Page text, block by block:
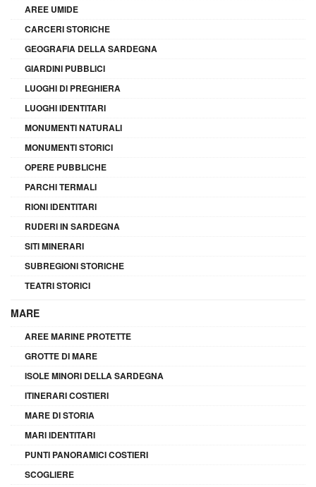
AREE UMIDE
CARCERI STORICHE
GEOGRAFIA DELLA SARDEGNA
GIARDINI PUBBLICI
LUOGHI DI PREGHIERA
LUOGHI IDENTITARI
MONUMENTI NATURALI
MONUMENTI STORICI
OPERE PUBBLICHE
PARCHI TERMALI
RIONI IDENTITARI
RUDERI IN SARDEGNA
SITI MINERARI
SUBREGIONI STORICHE
TEATRI STORICI
MARE
AREE MARINE PROTETTE
GROTTE DI MARE
ISOLE MINORI DELLA SARDEGNA
ITINERARI COSTIERI
MARE DI STORIA
MARI IDENTITARI
PUNTI PANORAMICI COSTIERI
SCOGLIERE